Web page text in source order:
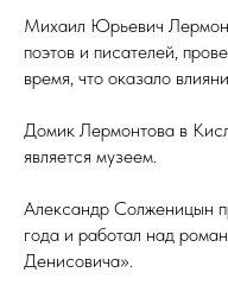
Михаил Юрьевич
поэтов и писателей,
время, что оказало
Домик Лермонтова в
является музеем.
Александр Солженицын
года и работал над
Денисовича».